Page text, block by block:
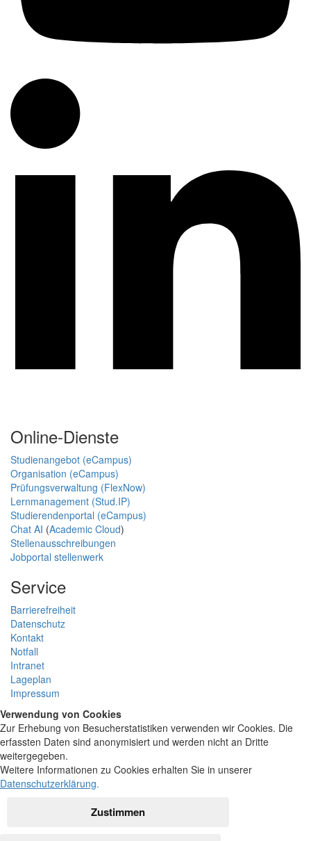
Online-Dienste
Studienangebot (eCampus)
Organisation (eCampus)
Prüfungsverwaltung (FlexNow)
Lernmanagement (Stud.IP)
Studierendenportal (eCampus)
Chat AI (Academic Cloud)
Stellenausschreibungen
Jobportal stellenwerk
Service
Barrierefreiheit
Datenschutz
Kontakt
Notfall
Intranet
Lageplan
Impressum
Verwendung von Cookies
Zur Erhebung von Besucherstatistiken verwenden wir Cookies. Die
erfassten Daten sind anonymisiert und werden nicht an Dritte
weitergegeben.
Weitere Informationen zu Cookies erhalten Sie in unserer
Datenschutzerklärung.
Zustimmen